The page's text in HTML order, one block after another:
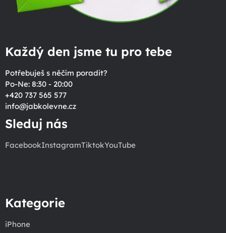
Každý den jsme tu pro tebe
Potřebuješ s něčím poradit?
Po-Ne: 8:30 - 20:00
+420 737 565 577
info@jabkolevne.cz
Sleduj nás
FacebookInstagramTiktokYouTube
Kategorie
iPhone